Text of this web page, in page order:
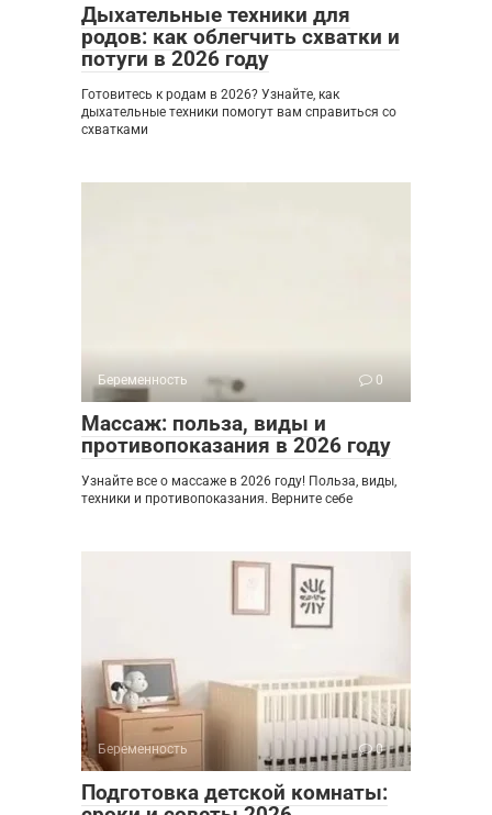
Дыхательные техники для
родов: как облегчить схватки и
потуги в 2026 году
Готовитесь к родам в 2026? Узнайте, как
дыхательные техники помогут вам справиться со
схватками
Беременность 0
Массаж: польза, виды и
противопоказания в 2026 году
Узнайте все о массаже в 2026 году! Польза, виды,
техники и противопоказания. Верните себе
Беременность 0
Подготовка детской комнаты: